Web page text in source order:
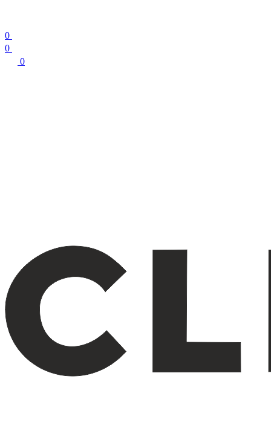
0
0
0